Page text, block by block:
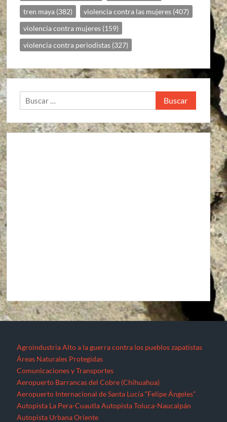
tren maya (382) violencia contra las mujeres (407)
violencia contra mujeres (159)
violencia contra periodistas (327)
Buscar:
Agroindustria Alto a la guerra contra los pueblos zapatistas
Áreas Naturales Protegidas
Comunicaciones y Transportes
Aeropuerto Barrancas del Cobre (Chihuahua)
Aeropuerto Internacional de Santa Lucía “Felipe Ángeles”
Autopista La Pera-Cuautla Autopista Toluca-Naucalpán
Autopista Urbana Oriente